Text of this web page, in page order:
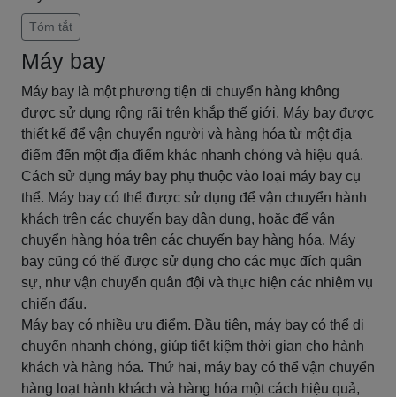
Tóm tắt
Máy bay
Máy bay là một phương tiện di chuyển hàng không
được sử dụng rộng rãi trên khắp thế giới. Máy bay được
thiết kế để vận chuyển người và hàng hóa từ một địa
điểm đến một địa điểm khác nhanh chóng và hiệu quả.
Cách sử dụng máy bay phụ thuộc vào loại máy bay cụ
thể. Máy bay có thể được sử dụng để vận chuyển hành
khách trên các chuyến bay dân dụng, hoặc để vận
chuyển hàng hóa trên các chuyến bay hàng hóa. Máy
bay cũng có thể được sử dụng cho các mục đích quân
sự, như vận chuyển quân đội và thực hiện các nhiệm vụ
chiến đấu.
Máy bay có nhiều ưu điểm. Đầu tiên, máy bay có thể di
chuyển nhanh chóng, giúp tiết kiệm thời gian cho hành
khách và hàng hóa. Thứ hai, máy bay có thể vận chuyển
hàng loạt hành khách và hàng hóa một cách hiệu quả,